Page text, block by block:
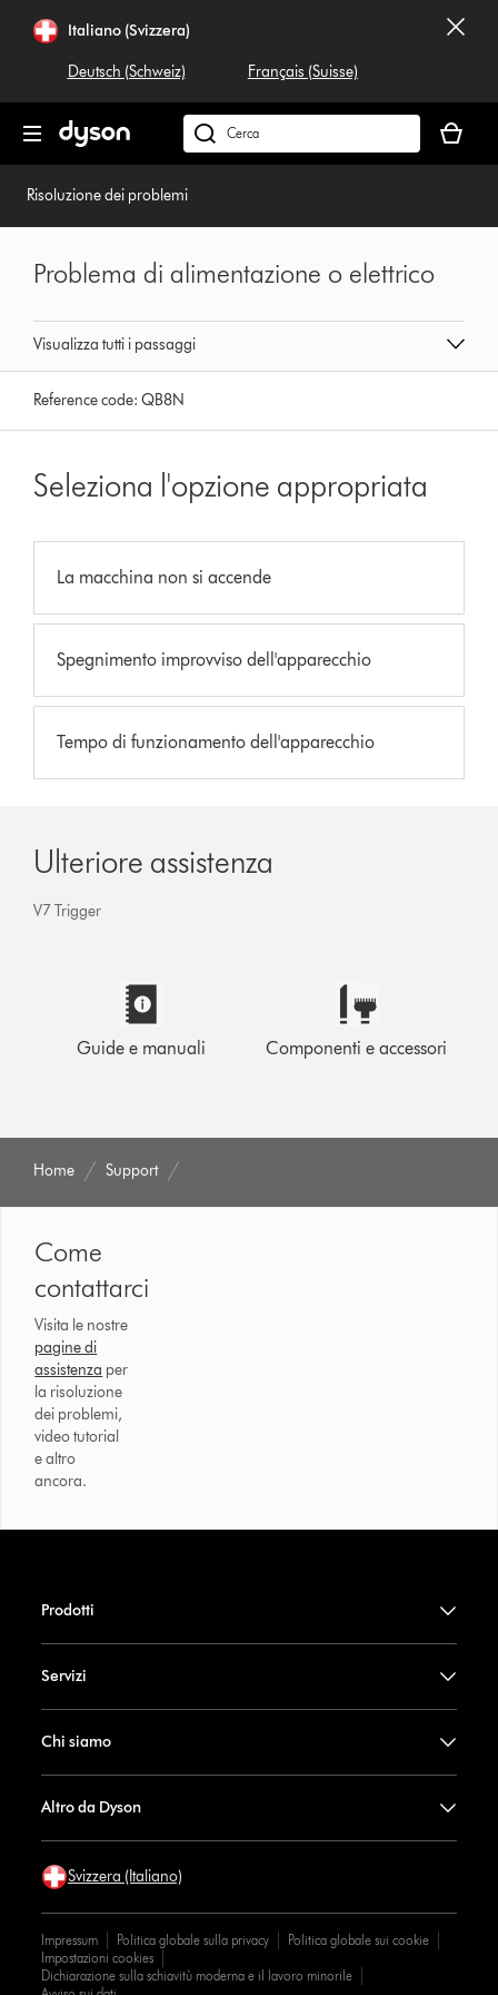
navigazioneItaliano (Svizzera)
Deutsch (Schweiz) Français (Suisse)
Cerca
su
carrello
è
Risoluzione dei problemi
Visualizza tutti i passaggi
Problema di alimentazione o elettrico
Reference code:QB8N
Seleziona l'opzione appropriata
La macchina non si accende
Spegnimento improvviso dell'apparecchio
Tempo di funzionamento dell'apparecchio
Ulteriore assistenza
V7 Trigger
Guide e manuali Componenti e accessori
Home Support
Come
contattarci
Visita le nostre
pagine di
assistenza per
la risoluzione
dei problemi,
video tutorial
e altro
ancora.
Prodotti
Servizi
Chi siamo
Altro da Dyson
Svizzera (Italiano)
Impressum Politica globale sulla privacy
Politica globale sui cookie
Impostazioni cookies
Dichiarazione sulla schiavitù moderna e il lavoro minorile